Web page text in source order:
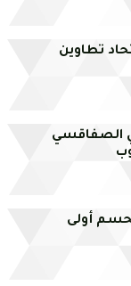
تطاوين
الصفاقسي
أولى